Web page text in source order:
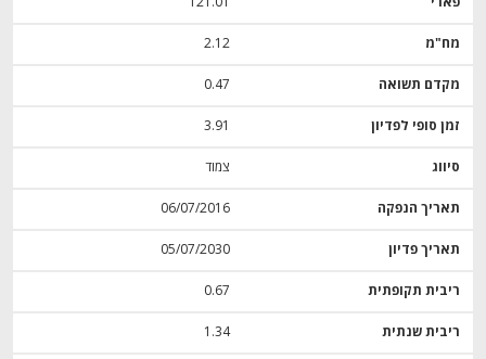
מח"מ 2.12
מקדם תשואה 0.47
זמן סופי לפדיון 3.91
סיווג צמוד
תאריך הנפקה 06/07/2016
תאריך פדיון 05/07/2030
ריבית תקופתית 0.67
ריבית שנתית 1.34